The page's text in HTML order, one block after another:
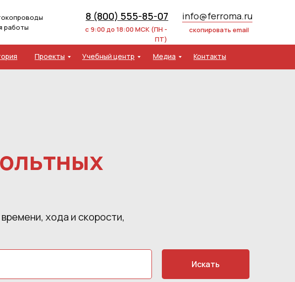
работы
Проекты Учебный центр Медиа Контакты
8 (800) 555-85-07 info@ferroma.ru
скопировать email
с 9:00 до 18:00 МСК (ПН -
ПТ)
хода и скорости,
Искать